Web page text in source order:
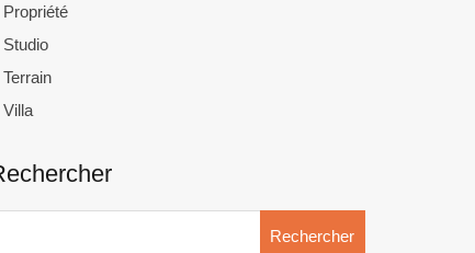
Propriété
Studio
Terrain
Villa